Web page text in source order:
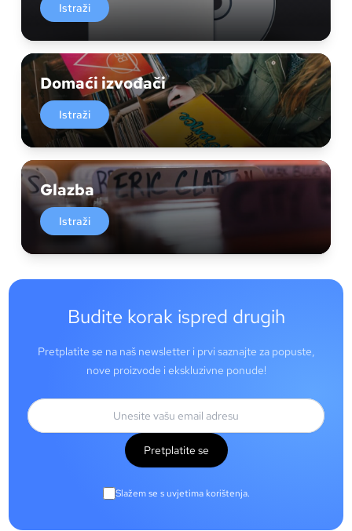
Istraži
Domaći izvođači
Istraži
Glazba
Istraži
Budite korak ispred drugih
Pretplatite se na naš newsletter i prvi saznajte za popuste,
nove proizvode i ekskluzivne ponude!
Pretplatite se
Slažem se s uvjetima korištenja.